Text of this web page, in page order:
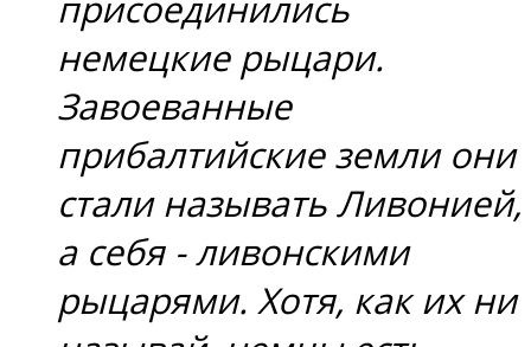
немецкие рыцари.
Завоеванные
прибалтийские земли они
стали называть Ливонией,
а себя - ливонскими
рыцарями. Хотя, как их ни